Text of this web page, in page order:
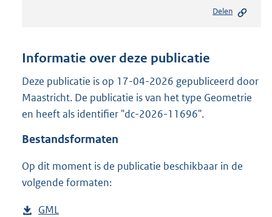
n
s
r
o
e
Delen
Informatie over deze publicatie
Deze publicatie is op 17-04-2026 gepubliceerd door
Maastricht. De publicatie is van het type Geometrie
en heeft als identifier "dc-2026-11696".
Bestandsformaten
Op dit moment is de publicatie beschikbaar in de
volgende formaten:
D
GML